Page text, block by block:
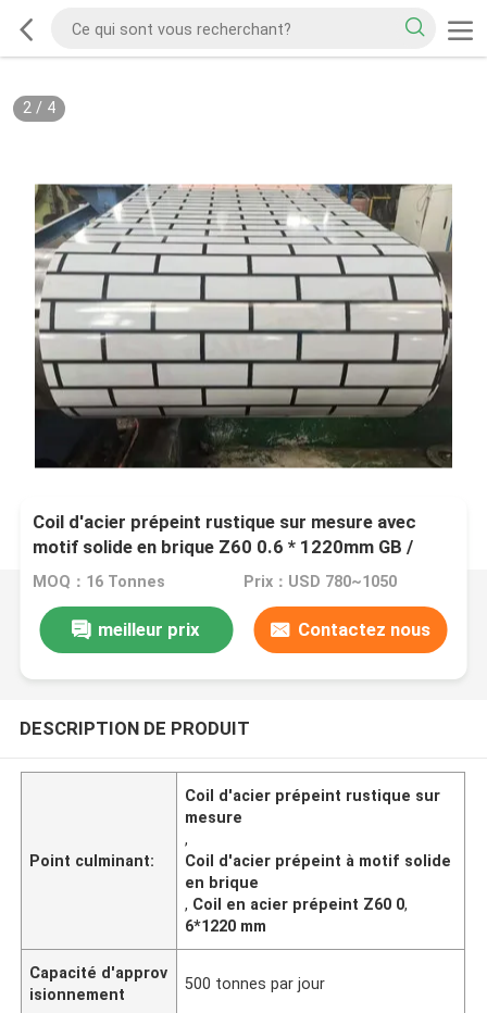
2/ 4
Coil d'acier prépeint rustique sur mesure avec
motif solide en brique Z60 0.6 * 1220mm GB /
T2518-88
MOQ：16 Tonnes Prix：USD 780~1050
meilleur prix Contactez nous
DESCRIPTION DE PRODUIT
Point culminant:
Coil d'acier prépeint rustique sur
mesure
,
Coil d'acier prépeint à motif solide
en brique
, Coil en acier prépeint Z60 0,
6*1220 mm
Capacité d'approv
isionnement
500 tonnes par jour